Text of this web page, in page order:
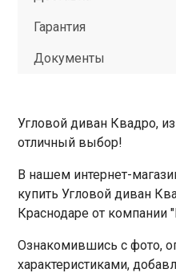
Гарантия
Документы
Угловой диван Квадро,
отличный выбор!
В нашем интернет-
купить Угловой диван
Краснодаре от компании
Ознакомившись с фото,
характеристиками,